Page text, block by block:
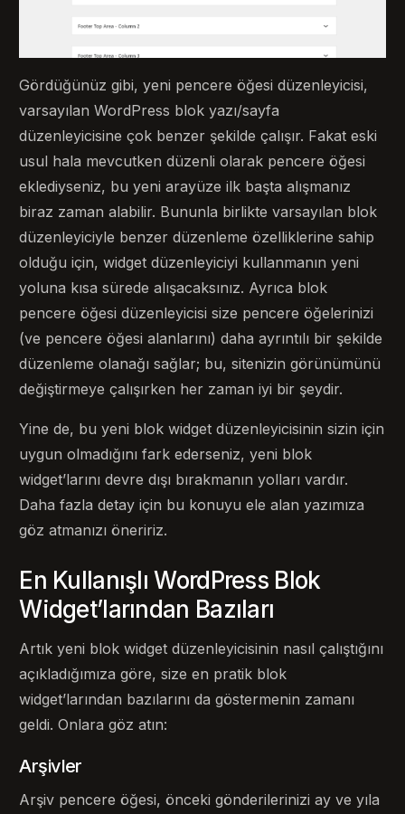
Gördüğünüz gibi, yeni pencere öğesi düzenleyicisi,
varsayılan WordPress blok yazı/sayfa
düzenleyicisine çok benzer şekilde çalışır. Fakat eski
usul hala mevcutken düzenli olarak pencere öğesi
eklediyseniz, bu yeni arayüze ilk başta alışmanız
biraz zaman alabilir. Bununla birlikte varsayılan blok
düzenleyiciyle benzer düzenleme özelliklerine sahip
olduğu için, widget düzenleyiciyi kullanmanın yeni
yoluna kısa sürede alışacaksınız. Ayrıca blok
pencere öğesi düzenleyicisi size pencere öğelerinizi
(ve pencere öğesi alanlarını) daha ayrıntılı bir şekilde
düzenleme olanağı sağlar; bu, sitenizin görünümünü
değiştirmeye çalışırken her zaman iyi bir şeydir.
Yine de, bu yeni blok widget düzenleyicisinin sizin için
uygun olmadığını fark ederseniz, yeni blok
widget’larını devre dışı bırakmanın yolları vardır.
Daha fazla detay için bu konuyu ele alan yazımıza
göz atmanızı öneririz.
En Kullanışlı WordPress Blok
Widget’larından Bazıları
Artık yeni blok widget düzenleyicisinin nasıl çalıştığını
açıkladığımıza göre, size en pratik blok
widget’larından bazılarını da göstermenin zamanı
geldi. Onlara göz atın:
Arşivler
Arşiv pencere öğesi, önceki gönderilerinizi ay ve yıla